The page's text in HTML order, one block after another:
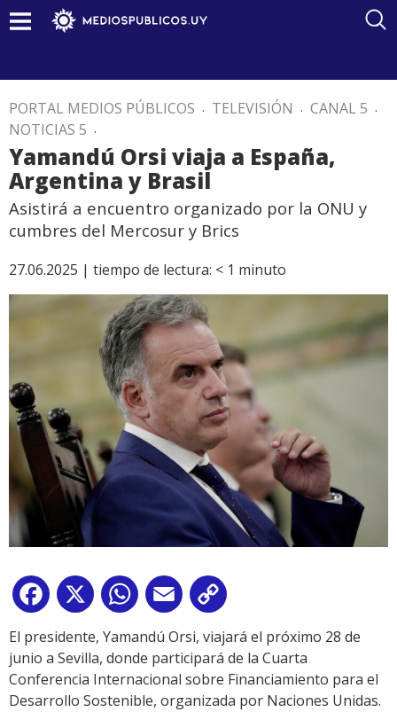
PORTAL MEDIOS PÚBLICOS . TELEVISIÓN . CANAL 5 .
NOTICIAS 5 .
Yamandú Orsi viaja a España,
Argentina y Brasil
Asistirá a encuentro organizado por la ONU y
cumbres del Mercosur y Brics
27.06.2025 | tiempo de lectura: < 1 minuto
Facebook
X WhatsApp
Email
Link
El presidente, Yamandú Orsi, viajará el próximo 28 de
junio a Sevilla, donde participará de la Cuarta
Conferencia Internacional sobre Financiamiento para el
Desarrollo Sostenible, organizada por Naciones Unidas.